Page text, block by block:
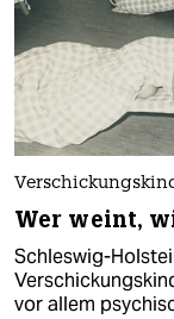
Wer weint,
Schleswig-
vor allem